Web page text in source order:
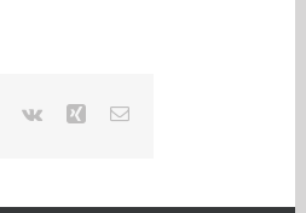
Pinterest
Vk Xing E-